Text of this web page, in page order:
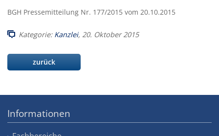
BGH Pressemitteilung Nr. 177/2015 vom 20.10.2015
Kategorie: Kanzlei, 20. Oktober 2015
zurück
Informationen